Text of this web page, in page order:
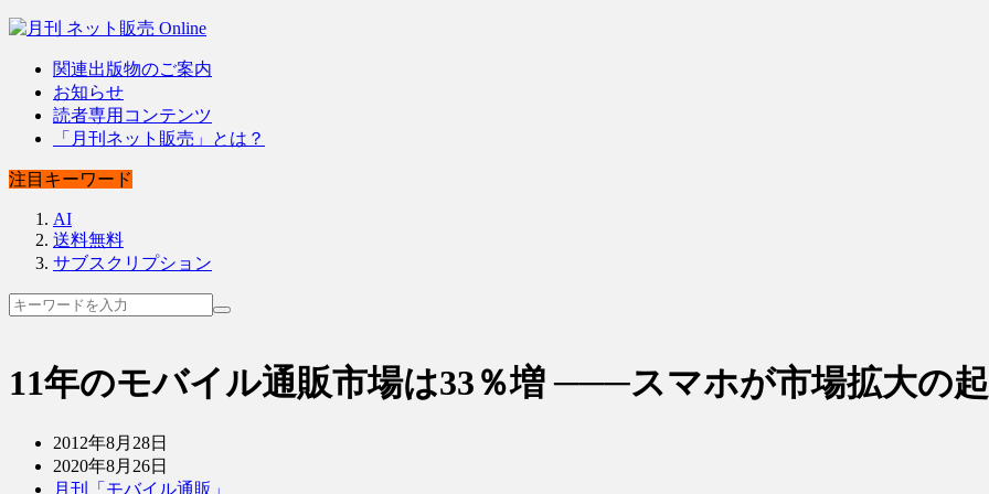
関連出版物のご案内
お知らせ
読者専用コンテンツ
「月刊ネット販売」とは？
注目キーワード
AI
送料無料
サブスクリプション
11年のモバイル通販市場は33％増 ───スマホが市場拡大の
2012年8月28日
2020年8月26日
月刊「モバイル通販」